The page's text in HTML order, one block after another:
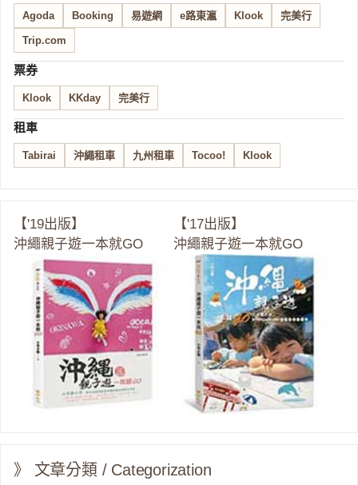
Agoda Booking 易遊網 e路東瀛 Klook 完美行
Trip.com
票券
Klook KKday 完美行
租車
Tabirai 沖繩租車 九州租車 Tocoo! Klook
【'19出版】
沖繩親子遊一本就GO
【'17出版】
沖繩親子遊一本就GO
》 文章分類 / Categorization